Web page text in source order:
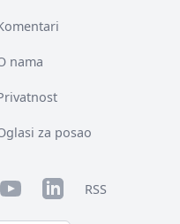
nama
za posao
YouTubeLinkedInRSS